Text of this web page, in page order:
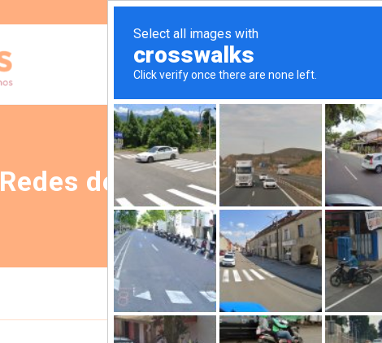
Sobre Fundeps
Redes de trabajo